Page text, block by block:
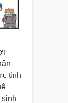
tình
sinh